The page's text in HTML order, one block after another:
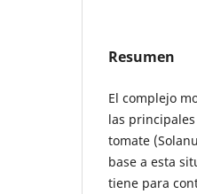
Resumen
El complejo
las
tomate
base a esta
tiene para